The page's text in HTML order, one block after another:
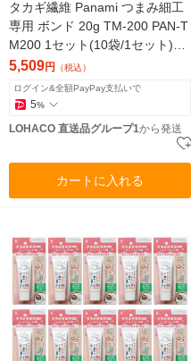
タカギ繊維 Panami つまみ細工
専用 ボンド 20g TM-200 PAN-T
M200 1セット(10袋/1セット)
（直送品）
5,509円 （税込）
ログイン&全額PayPay支払いで
5%
LOHACO 直送品グループ1から発送
カートに入れる